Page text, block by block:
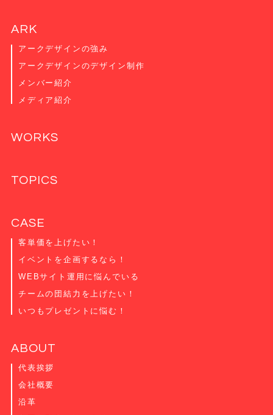
ARK
アークデザインの強み
アークデザインのデザイン制作
メンバー紹介
メディア紹介
WORKS
TOPICS
CASE
客単価を上げたい！
イベントを企画するなら！
WEBサイト運用に悩んでいる
チームの団結力を上げたい！
いつもプレゼントに悩む！
ABOUT
代表挨拶
会社概要
沿革